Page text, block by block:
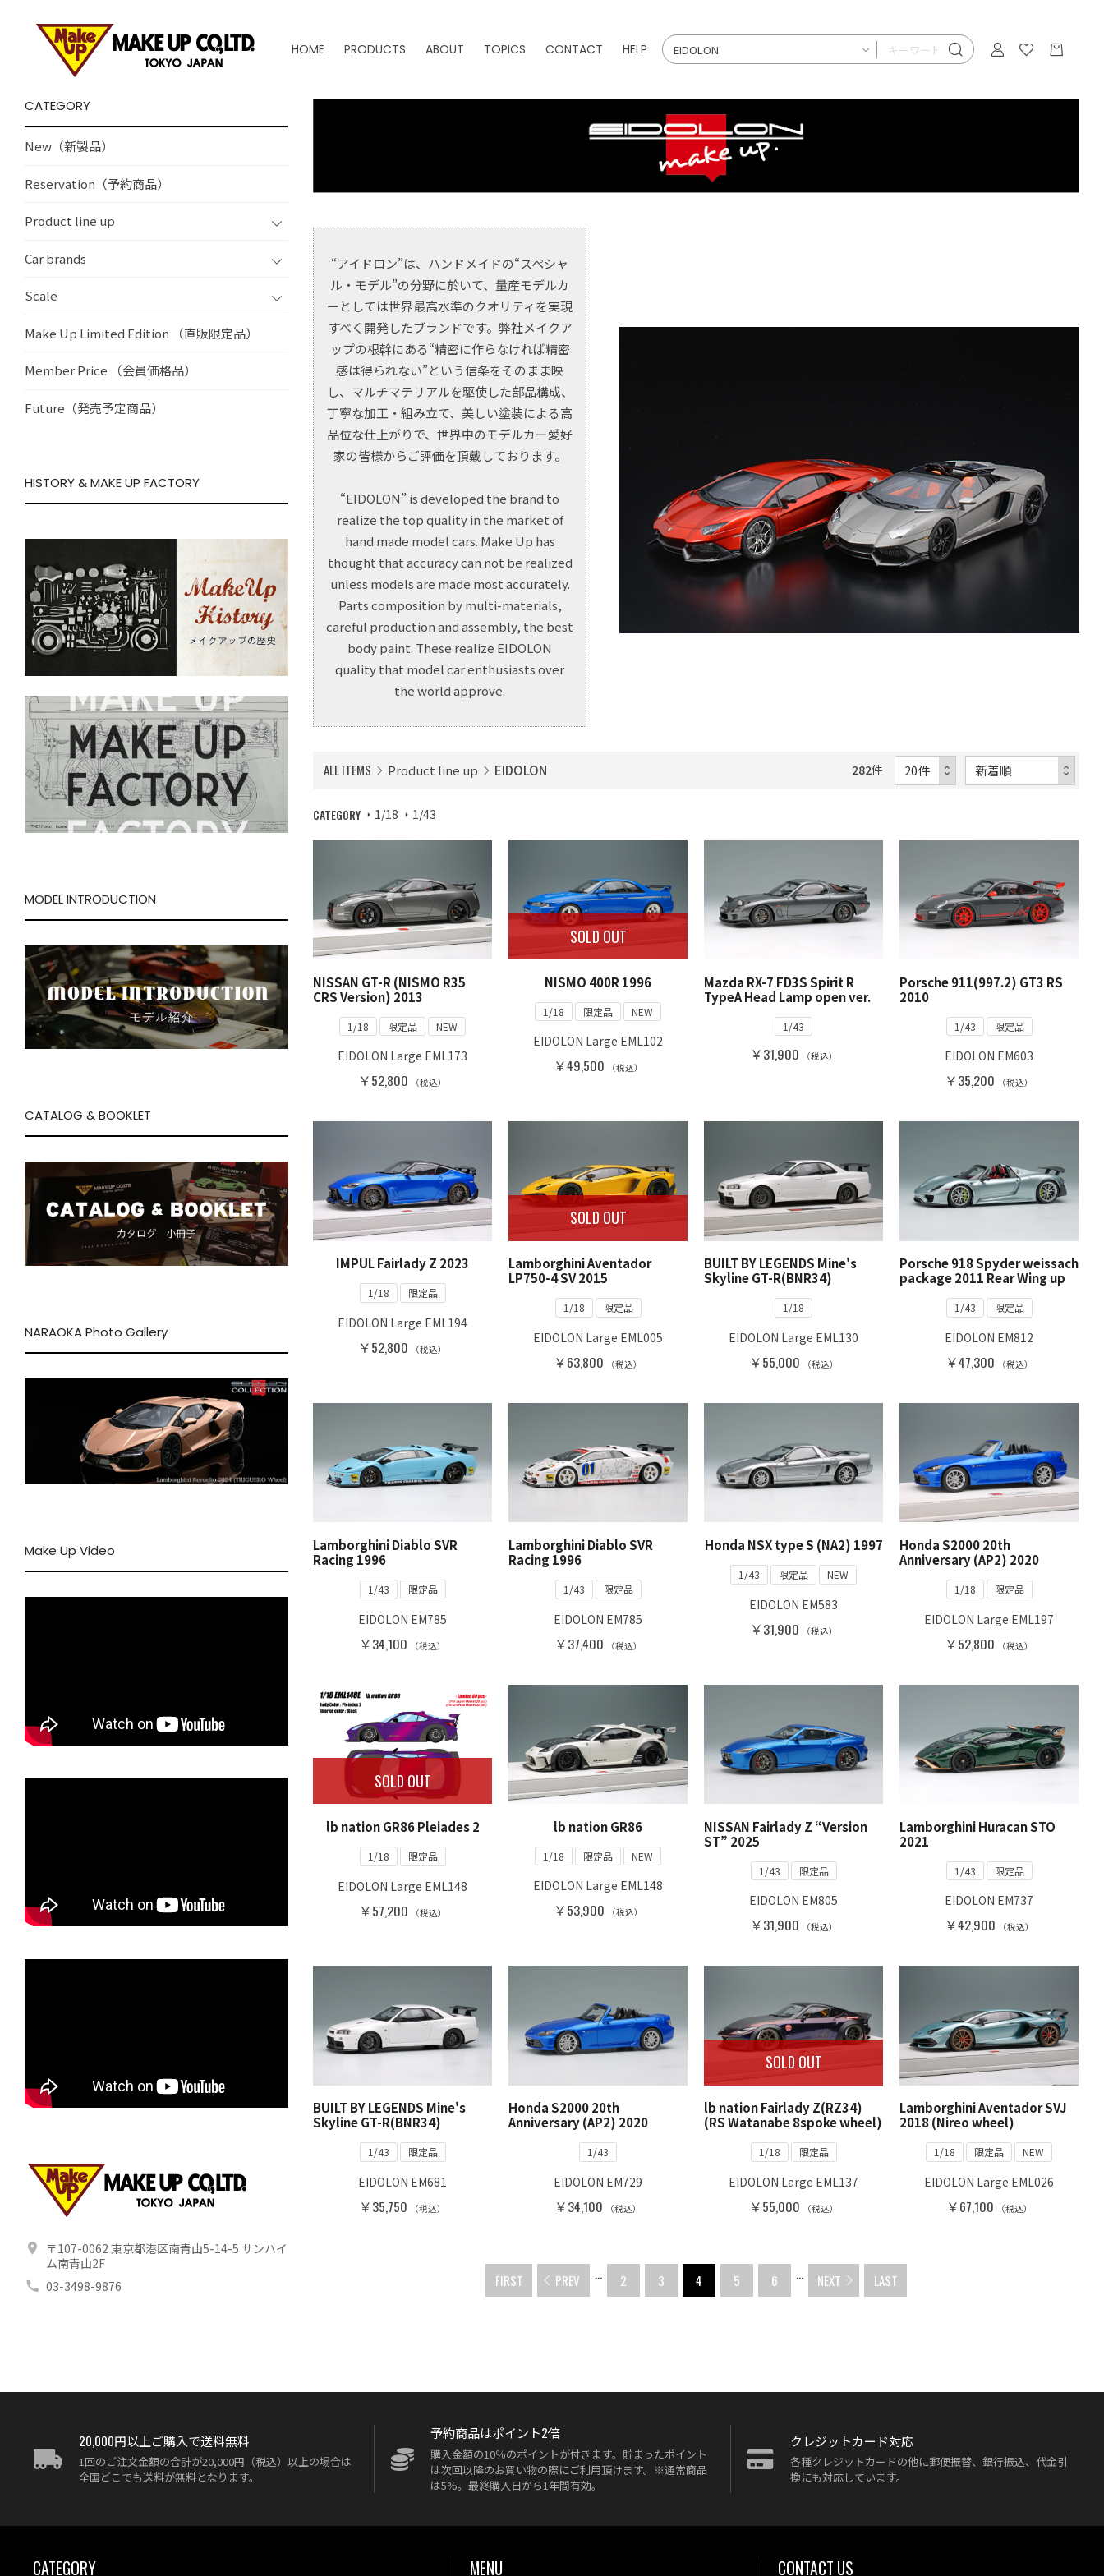
HOME PRODUCTS ABOUT TOPICS CONTACT HELP
CATEGORY
New（新製品）
Reservation（予約商品）
Product line up
Car brands
Scale
Make Up Limited Edition （直販限定品）
Member Price （会員価格品）
Future（発売予定商品）
HISTORY & MAKE UP FACTORY
MODEL INTRODUCTION
CATALOG & BOOKLET
NARAOKA Photo Gallery
Make Up Video
〒107-0062 東京都港区南青山5-14-5 サンハイ
ム南青山2F
03-3498-9876
“アイドロン”は、ハンドメイドの“スペシャ
ル・モデル”の分野に於いて、量産モデルカ
ーとしては世界最高水準のクオリティを実現
すべく開発したブランドです。弊社メイクア
ップの根幹にある“精密に作らなければ精密
感は得られない”という信条をそのまま映
し、マルチマテリアルを駆使した部品構成、
丁寧な加工・組み立て、美しい塗装による高
品位な仕上がりで、世界中のモデルカー愛好
家の皆様からご評価を頂戴しております。
“EIDOLON” is developed the brand to
realize the top quality in the market of
hand made model cars. Make Up has
thought that accuracy can not be realized
unless models are made most accurately.
Parts composition by multi-materials,
careful production and assembly, the best
body paint. These realize EIDOLON
quality that model car enthusiasts over
the world approve.
ALL ITEMS Product line up EIDOLON 282件
CATEGORY 1/18 1/43
NISSAN GT-R (NISMO R35
CRS Version) 2013
1/18 限定品 NEW
EIDOLON Large EML173
￥52,800 （税込）
SOLD OUT
NISMO 400R 1996
1/18 限定品 NEW
EIDOLON Large EML102
￥49,500 （税込）
Mazda RX-7 FD3S Spirit R
TypeA Head Lamp open ver.
1/43
￥31,900 （税込）
Porsche 911(997.2) GT3 RS
2010
1/43 限定品
EIDOLON EM603
￥35,200 （税込）
IMPUL Fairlady Z 2023
1/18 限定品
EIDOLON Large EML194
￥52,800 （税込）
SOLD OUT
Lamborghini Aventador
LP750-4 SV 2015
1/18 限定品
EIDOLON Large EML005
￥63,800 （税込）
BUILT BY LEGENDS Mine's
Skyline GT-R(BNR34)
1/18
EIDOLON Large EML130
￥55,000 （税込）
Porsche 918 Spyder weissach
package 2011 Rear Wing up
1/43 限定品
EIDOLON EM812
￥47,300 （税込）
Lamborghini Diablo SVR
Racing 1996
1/43 限定品
EIDOLON EM785
￥34,100 （税込）
Lamborghini Diablo SVR
Racing 1996
1/43 限定品
EIDOLON EM785
￥37,400 （税込）
Honda NSX type S (NA2) 1997
1/43 限定品 NEW
EIDOLON EM583
￥31,900 （税込）
Honda S2000 20th
Anniversary (AP2) 2020
1/18 限定品
EIDOLON Large EML197
￥52,800 （税込）
SOLD OUT
lb nation GR86 Pleiades 2
1/18 限定品
EIDOLON Large EML148
￥57,200 （税込）
lb nation GR86
1/18 限定品 NEW
EIDOLON Large EML148
￥53,900 （税込）
NISSAN Fairlady Z “Version
ST” 2025
1/43 限定品
EIDOLON EM805
￥31,900 （税込）
Lamborghini Huracan STO
2021
1/43 限定品
EIDOLON EM737
￥42,900 （税込）
BUILT BY LEGENDS Mine's
Skyline GT-R(BNR34)
1/43 限定品
EIDOLON EM681
￥35,750 （税込）
Honda S2000 20th
Anniversary (AP2) 2020
1/43
EIDOLON EM729
￥34,100 （税込）
SOLD OUT
lb nation Fairlady Z(RZ34)
(RS Watanabe 8spoke wheel)
1/18 限定品
EIDOLON Large EML137
￥55,000 （税込）
Lamborghini Aventador SVJ
2018 (Nireo wheel)
1/18 限定品 NEW
EIDOLON Large EML026
￥67,100 （税込）
FIRST PREV ... 2 3 4 5 6 ... NEXT LAST
20,000円以上ご購入で送料無料
1回のご注文金額の合計が20,000円（税込）以上の場合は
全国どこでも送料が無料となります。
予約商品はポイント2倍
購入金額の10％のポイントが付きます。貯まったポイント
は次回以降のお買い物の際にご利用頂けます。※通常商品
は5%。最終購入日から1年間有効。
クレジットカード対応
各種クレジットカードの他に郵便振替、銀行振込、代金引
換にも対応しています。
CATEGORY MENU CONTACT US